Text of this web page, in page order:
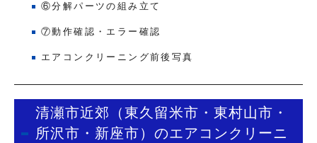
⑥分解パーツの組み立て
⑦動作確認・エラー確認
エアコンクリーニング前後写真
清瀬市近郊（東久留米市・東村山市・
所沢市・新座市）のエアコンクリーニ